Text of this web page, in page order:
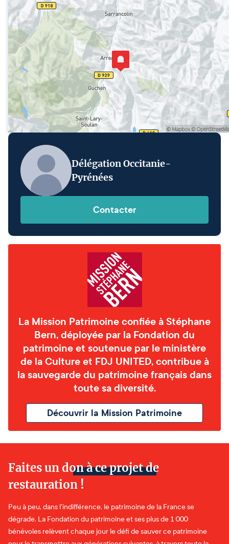
Délégation Occitanie-
Pyrénées
Contacter
La Mission Patrimoine confiée à Stéphane
Bern, déployée par la Fondation du
patrimoine et soutenue par le ministère
de la Culture et FDJ UNITED, contribue à
la sauvegarde du patrimoine français dans
toute sa diversité.
Découvrir la Mission Patrimoine
Faites un don à ce projet de
restauration !
Peu à peu, dans l'indifférence, le patrimoine de la France se
dégrade. La Fondation du patrimoine et ses plus de 1 000
bénévoles relèvent chaque jour le défi de sauver ce patrimoine